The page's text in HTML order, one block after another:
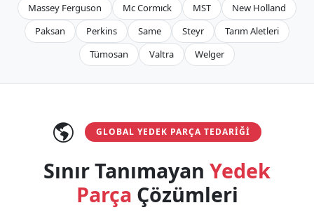
Massey Ferguson
Mc Cormıck MST
New Holland
Paksan
Perkins Same Steyr
Tarım Aletleri
Tümosan
Valtra Welger
GLOBAL YEDEK PARÇA TEDARIĞI
Sınır Tanımayan Yedek
Parça Çözümleri